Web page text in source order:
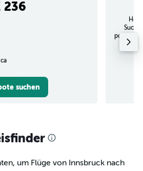
236
suchen
um Flüge von Innsbruck nach